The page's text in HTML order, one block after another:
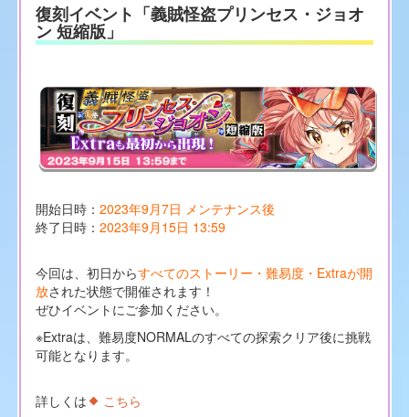
復刻イベント「義賊怪盗プリンセス・ジョオ
ン 短縮版」
開始日時： 2023年9月7日 メンテナンス後
終了日時： 2023年9月15日 13:59
今回は、初日からすべてのストーリー・難易度・Extraが開
放された状態で開催されます！
ぜひイベントにご参加ください。
※Extraは、難易度NORMALのすべての探索クリア後に挑戦
可能となります。
詳しくは こちら